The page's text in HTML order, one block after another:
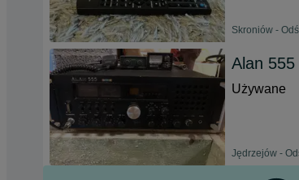
Skroniów -
Alan
Używane
Jędrzejów -